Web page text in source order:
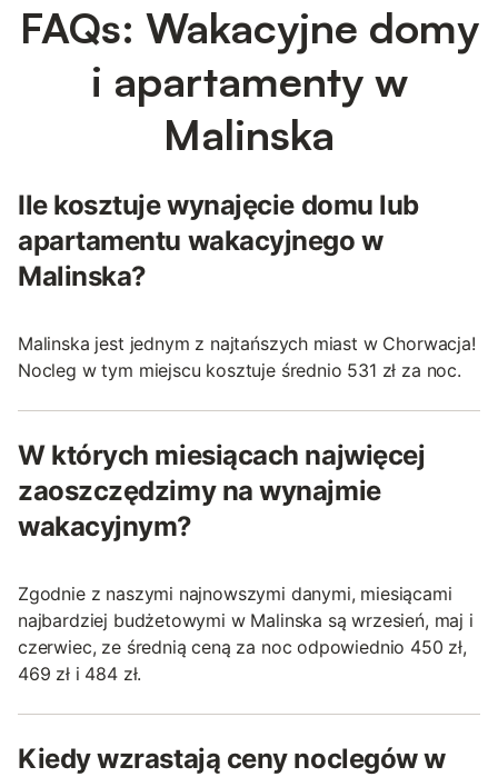
FAQs: Wakacyjne domy
i apartamenty w
Malinska
Ile kosztuje wynajęcie domu lub
apartamentu wakacyjnego w
Malinska?
Malinska jest jednym z najtańszych miast w Chorwacja!
Nocleg w tym miejscu kosztuje średnio 531 zł za noc.
W których miesiącach najwięcej
zaoszczędzimy na wynajmie
wakacyjnym?
Zgodnie z naszymi najnowszymi danymi, miesiącami
najbardziej budżetowymi w Malinska są wrzesień, maj i
czerwiec, ze średnią ceną za noc odpowiednio 450 zł,
469 zł i 484 zł.
Kiedy wzrastają ceny noclegów w